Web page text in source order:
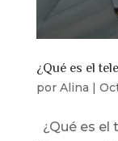
¿Qué es el
por Alina |
¿Qué es el